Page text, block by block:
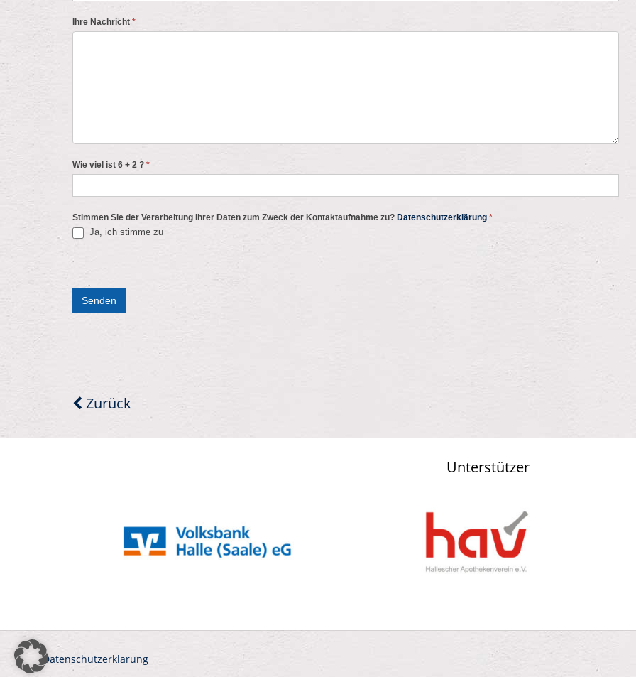
Ihre Nachricht *
Wie viel ist 6 + 2 ? *
Stimmen Sie der Verarbeitung Ihrer Daten zum Zweck der Kontaktaufnahme zu? Datenschutzerklärung *
Ja, ich stimme zu
Senden
Zurück
Unterstützer
Datenschutzerklärung